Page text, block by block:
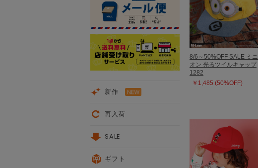
8/6～50%OFF SALE ミニ
オン 光るツイルキャップ
1282
￥1,485 (50%OFF)
新作
再入荷
SALE
ギフト